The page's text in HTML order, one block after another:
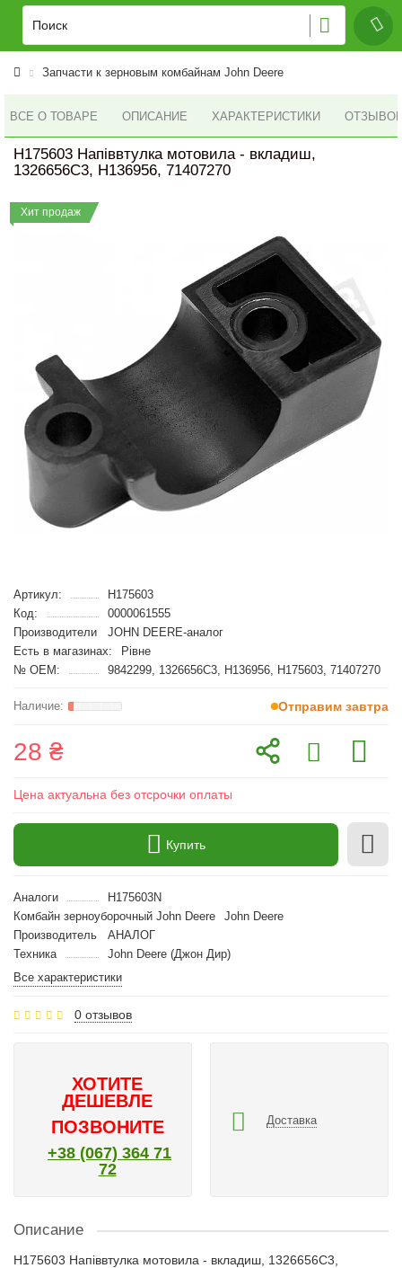
Запчасти к зерновым комбайнам John Deere
ВСЕ О ТОВАРЕ ОПИСАНИЕ ХАРАКТЕРИСТИКИ ОТЗЫВОВ
H175603 Напіввтулка мотовила - вкладиш,
1326656C3, H136956, 71407270
Хит продаж
Артикул:
H175603
Код:
0000061555
Производители
JOHN DEERE-аналог
Есть в магазинах:
Рівне
№ OEM:
9842299, 1326656C3, H136956, H175603, 71407270
Отправим завтра
28 ₴
Цена актуальна без отсрочки оплаты
Купить
Аналоги
H175603N
Комбайн зерноуборочный John Deere
John Deere
Производитель
АНАЛОГ
Техника
John Deere (Джон Дир)
Все характеристики
0 отзывов
ХОТИТЕ
ДЕШЕВЛЕ
ПОЗВОНИТЕ
+38 (067) 364 71
72
Доставка
Описание
H175603 Напіввтулка мотовила - вкладиш, 1326656C3,